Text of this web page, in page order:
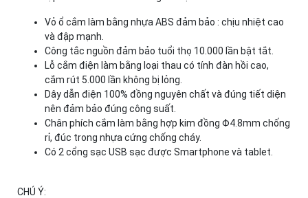
Vỏ ổ cắm làm bằng nhựa ABS đảm bảo : chịu nhiệt cao
và đập mạnh.
Công tắc nguồn đảm bảo tuổi thọ 10.000 lần bật tắt.
Lỗ cắm điện làm bằng loại thau có tính đàn hồi cao,
cắm rút 5.000 lần không bị lỏng.
Dây dẫn điện 100% đồng nguyên chất và đúng tiết diện
nên đảm bảo đúng công suất.
Chân phích cắm làm bằng hợp kim đồng Φ4.8mm chống
rỉ, đúc trong nhựa cứng chống cháy.
Có 2 cổng sạc USB sạc được Smartphone và tablet.
CHÚ Ý: